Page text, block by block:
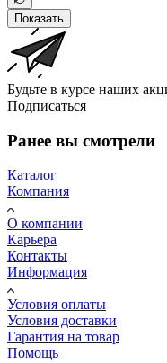
Показать
Будьте в курсе наших
Подписаться
Ранее вы смотрели
Каталог
Компания
О компании
Карьера
Контакты
Информация
Условия оплаты
Условия доставки
Гарантия на товар
Помощь